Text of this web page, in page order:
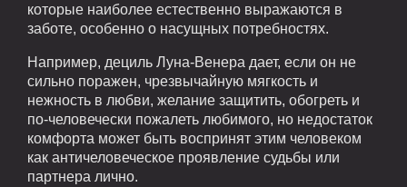
которые наиболее естественно выражаются в
заботе, особенно о насущных потребностях.
Например, дециль Луна-Венера дает, если он не
сильно поражен, чрезвычайную мягкость и
нежность в любви, желание защитить, обогреть и
по-человечески пожалеть любимого, но недостаток
комфорта может быть воспринят этим человеком
как античеловеческое проявление судьбы или
партнера лично.